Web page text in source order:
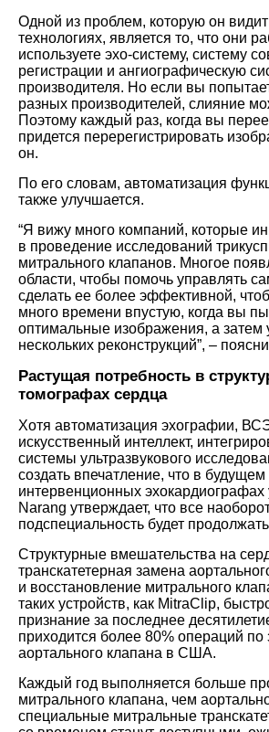
Одной из проблем, которую он
технологиях, является то, что они
используете эхо-систему, систему
регистрации и ангиографическую
производителя. Но если вы
разных производителей, слияние
Поэтому каждый раз, когда вы
придется перерегистрировать
он.
По его словам, автоматизация
также улучшается.
“Я вижу много компаний, которые
в проведение исследований
митрального клапанов. Многое
области, чтобы помочь управлять
сделать ее более эффективной,
много времени впустую, когда вы
оптимальные изображения, а затем
нескольких реконструкций”, –
Растущая потребность в
томографах сердца
Хотя автоматизация эхографии,
искусственный интеллект,
системы ультразвукового
создать впечатление, что в будущем
интервенционных
Narang утверждает, что все
подспециальность будет
Структурные вмешательства на
транскатетерная замена
и восстановление митрального
таких устройств, как MitraClip,
признание за последнее
приходится более 80% операций по
аортального клапана в США.
Каждый год выполняется больше
митрального клапана, чем
специальные митральные